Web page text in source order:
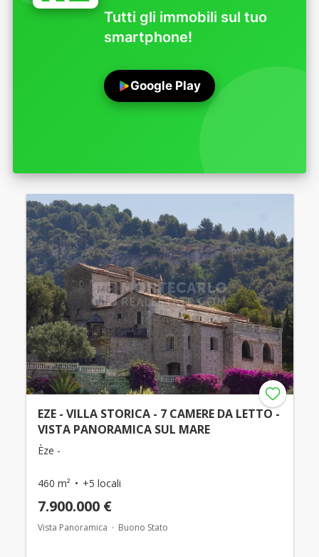
Tutti gli immobili sul tuo
smartphone!
Google Play
EZE - VILLA STORICA - 7 CAMERE DA LETTO -
VISTA PANORAMICA SUL MARE
Èze -
460 m² +5 locali
7.900.000 €
Vista Panoramica Buono Stato